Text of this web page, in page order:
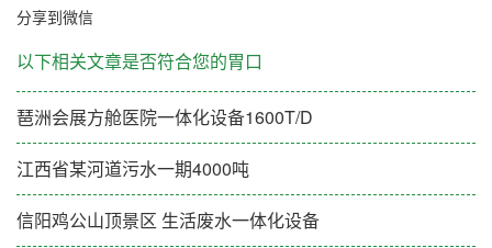
分享到微信
以下相关文章是否符合您的胃口
琶洲会展方舱医院一体化设备1600T/D
江西省某河道污水一期4000吨
信阳鸡公山顶景区 生活废水一体化设备